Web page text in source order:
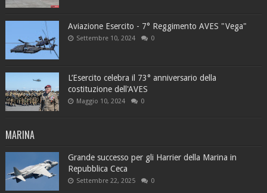
Aviazione Esercito - 7° Reggimento AVES "Vega"
Settembre 10, 2024 0
L’Esercito celebra il 73° anniversario della
costituzione dell'AVES
Maggio 10, 2024 0
MARINA
Grande successo per gli Harrier della Marina in
Repubblica Ceca
Settembre 22, 2025 0